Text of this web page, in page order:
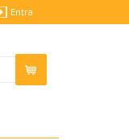
Entra